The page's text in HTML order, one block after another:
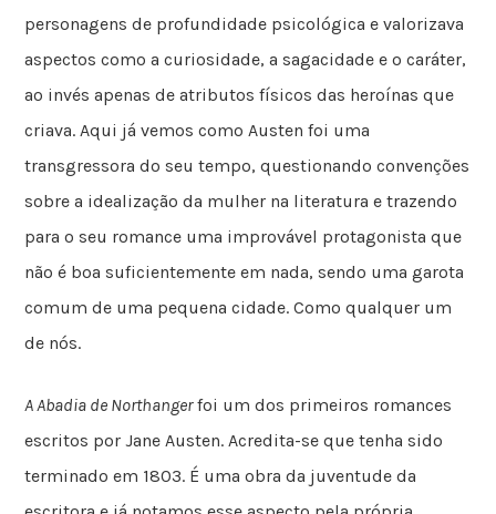
personagens de profundidade psicológica e valorizava
aspectos como a curiosidade, a sagacidade e o caráter,
ao invés apenas de atributos físicos das heroínas que
criava. Aqui já vemos como Austen foi uma
transgressora do seu tempo, questionando convenções
sobre a idealização da mulher na literatura e trazendo
para o seu romance uma improvável protagonista que
não é boa suficientemente em nada, sendo uma garota
comum de uma pequena cidade. Como qualquer um
de nós.
A Abadia de Northangerfoi um dos primeiros romances
escritos por Jane Austen. Acredita-se que tenha sido
terminado em 1803. É uma obra da juventude da